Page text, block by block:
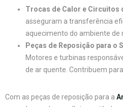
Trocas de Calor e Circuitos
asseguram a transferência
aquecimento do ambiente de
Peças de Reposição para o
Motores e turbinas
de ar quente. Contribuem
Com as peças de reposição para a